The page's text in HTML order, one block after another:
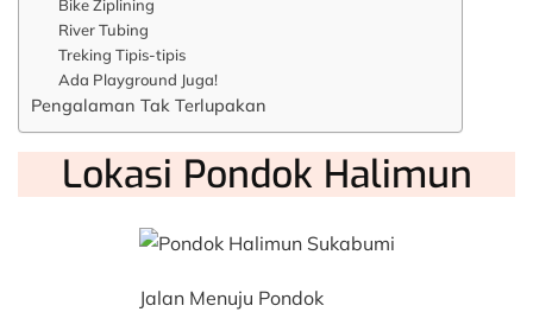
Bike Ziplining
River Tubing
Treking Tipis-tipis
Ada Playground Juga!
Pengalaman Tak Terlupakan
Lokasi Pondok Halimun
Jalan Menuju Pondok